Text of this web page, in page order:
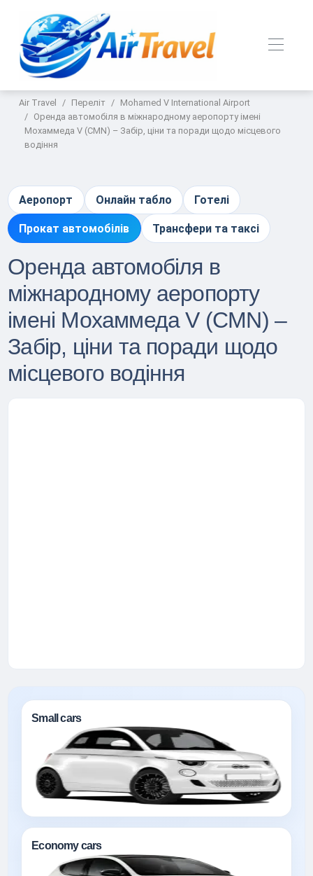
Air Travel Переліт
Mohamed V International Airport
Оренда автомобіля в міжнародному аеропорту імені
Мохаммеда V (CMN) – Забір, ціни та поради щодо місцевого
водіння
Аеропорт Онлайн табло Готелі
Прокат автомобілів Трансфери та таксі
Оренда автомобіля в
міжнародному аеропорту
імені Мохаммеда V (CMN) –
Забір, ціни та поради щодо
місцевого водіння
Small cars
Economy cars